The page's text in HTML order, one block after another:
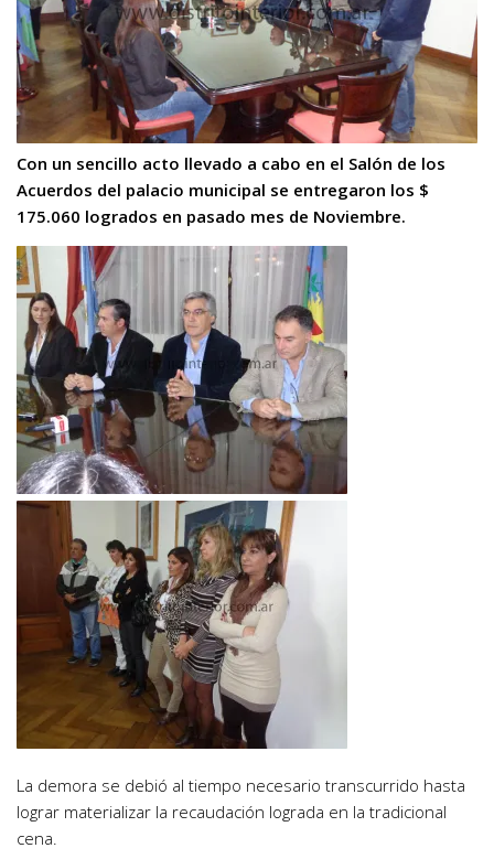
Con un sencillo acto llevado a cabo en el Salón de los
Acuerdos del palacio municipal se entregaron los $
175.060 logrados en pasado mes de Noviembre.
La demora se debió al tiempo necesario transcurrido hasta
lograr materializar la recaudación lograda en la tradicional
cena.